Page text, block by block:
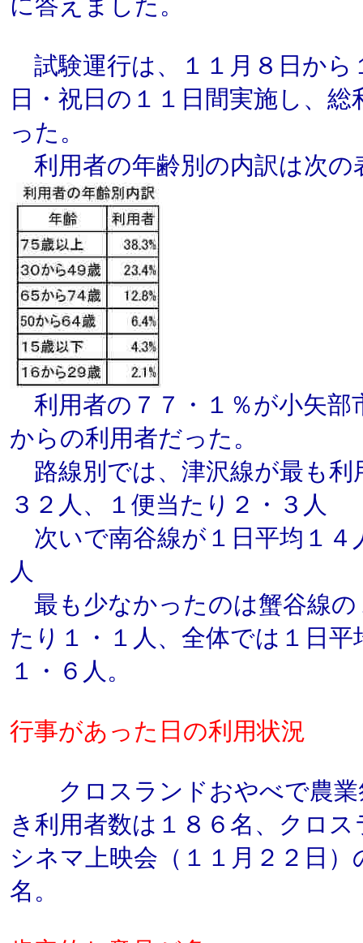
に答えました。
試験運行は、１１月８日から
日・祝日の１１日間実施し、
った。
利用者の年齢別の内訳は次の
利用者の７７・１％が小矢部
からの利用者だった。
路線別では、津沢線が最も利
３２人、１便当たり２・３人
次いで南谷線が１日平均１４
人
最も少なかったのは蟹谷線の
たり１・１人、全体では１日
１・６人。
行事があった日の利用状況
クロスランドおやべで農業
き利用者数は１８６名、クロ
シネマ上映会（１１月２２日
名。